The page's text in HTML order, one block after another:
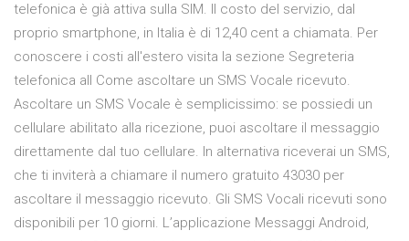
telefonica è già attiva sulla SIM. Il costo del servizio, dal
proprio smartphone, in Italia è di 12,40 cent a chiamata. Per
conoscere i costi all'estero visita la sezione Segreteria
telefonica all Come ascoltare un SMS Vocale ricevuto.
Ascoltare un SMS Vocale è semplicissimo: se possiedi un
cellulare abilitato alla ricezione, puoi ascoltare il messaggio
direttamente dal tuo cellulare. In alternativa riceverai un SMS,
che ti inviterà a chiamare il numero gratuito 43030 per
ascoltare il messaggio ricevuto. Gli SMS Vocali ricevuti sono
disponibili per 10 giorni. L’applicazione Messaggi Android,